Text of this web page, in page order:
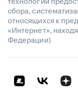
сбора,
относящихся к
«Интернет»,
Федерации)